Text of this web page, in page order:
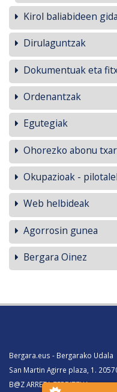
Kirol baliabideen gida
Dirulaguntzak
Dokumentuak eta
Ordenantzak
Egutegiak
Ohorezko abonu
Okupazioak -
Web helbideak
Agorrosin gunea
Bergara Oinez
Bergara.eus - Bergarako Udala
San Martin Agirre plaza, 1.
B@Z ARRETA ZERBITZUA: